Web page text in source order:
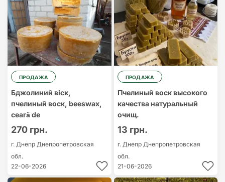
ПРОДАЖА
Бджолиний віск,
пчелиный воск, beeswax,
ceară de
270 грн.
г. Днепр Днепропетровская
обл.
22-06-2026
ПРОДАЖА
Пчелиный воск высокого
качества натуральный
очищ.
13 грн.
г. Днепр Днепропетровская
обл.
21-06-2026